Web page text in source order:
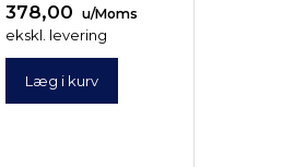
378,00 u/Moms
ekskl. levering
Læg i kurv